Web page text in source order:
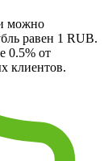
можно
равен 1 RUB.
0.5% от
клиентов.